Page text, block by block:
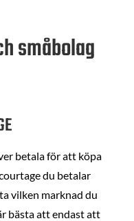
småbolag
betala för att köpa
du betalar
vilken marknad du
bästa att endast att